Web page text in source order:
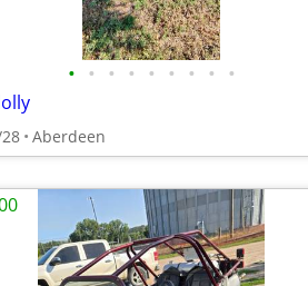
• • • • • • • • •
Aberdeen